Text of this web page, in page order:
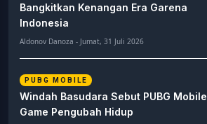
Bangkitkan Kenangan Era Garena
Indonesia
Aldonov Danoza - Jumat, 31 Juli 2026
PUBG MOBILE
Windah Basudara Sebut PUBG Mobile
Game Pengubah Hidup